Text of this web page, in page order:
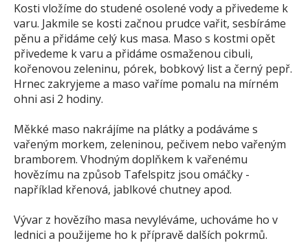
Kosti vložíme do studené osolené vody a přivedeme k
varu. Jakmile se kosti začnou prudce vařit, sesbíráme
pěnu a přidáme celý kus masa. Maso s kostmi opět
přivedeme k varu a přidáme osmaženou cibuli,
kořenovou zeleninu, pórek, bobkový list a černý pepř.
Hrnec zakryjeme a maso vaříme pomalu na mírném
ohni asi 2 hodiny.
Měkké maso nakrájíme na plátky a podáváme s
vařeným morkem, zeleninou, pečivem nebo vařeným
bramborem. Vhodným doplňkem k vařenému
hovězímu na způsob Tafelspitz jsou omáčky -
například křenová, jablkové chutney apod.
Vývar z hovězího masa nevyléváme, uchováme ho v
lednici a použijeme ho k přípravě dalších pokrmů.